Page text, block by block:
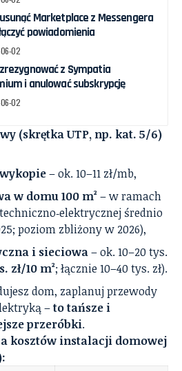
Marketplace z Messengera
powiadomienia
02
z Sympatia
i anulować subskrypcję
02
(skrętka UTP, np. kat. 5/6)
– ok. 10–11 zł/mb,
w domu 100 m²– w ramach
średnio
poziom zbliżony w 2026),
i sieciowa– ok. 10–20 tys.
zł/10 m²; łącznie 10–40 tys. zł).
dom, zaplanuj przewody
–to tańsze i
przeróbki.
kosztów instalacji domowej